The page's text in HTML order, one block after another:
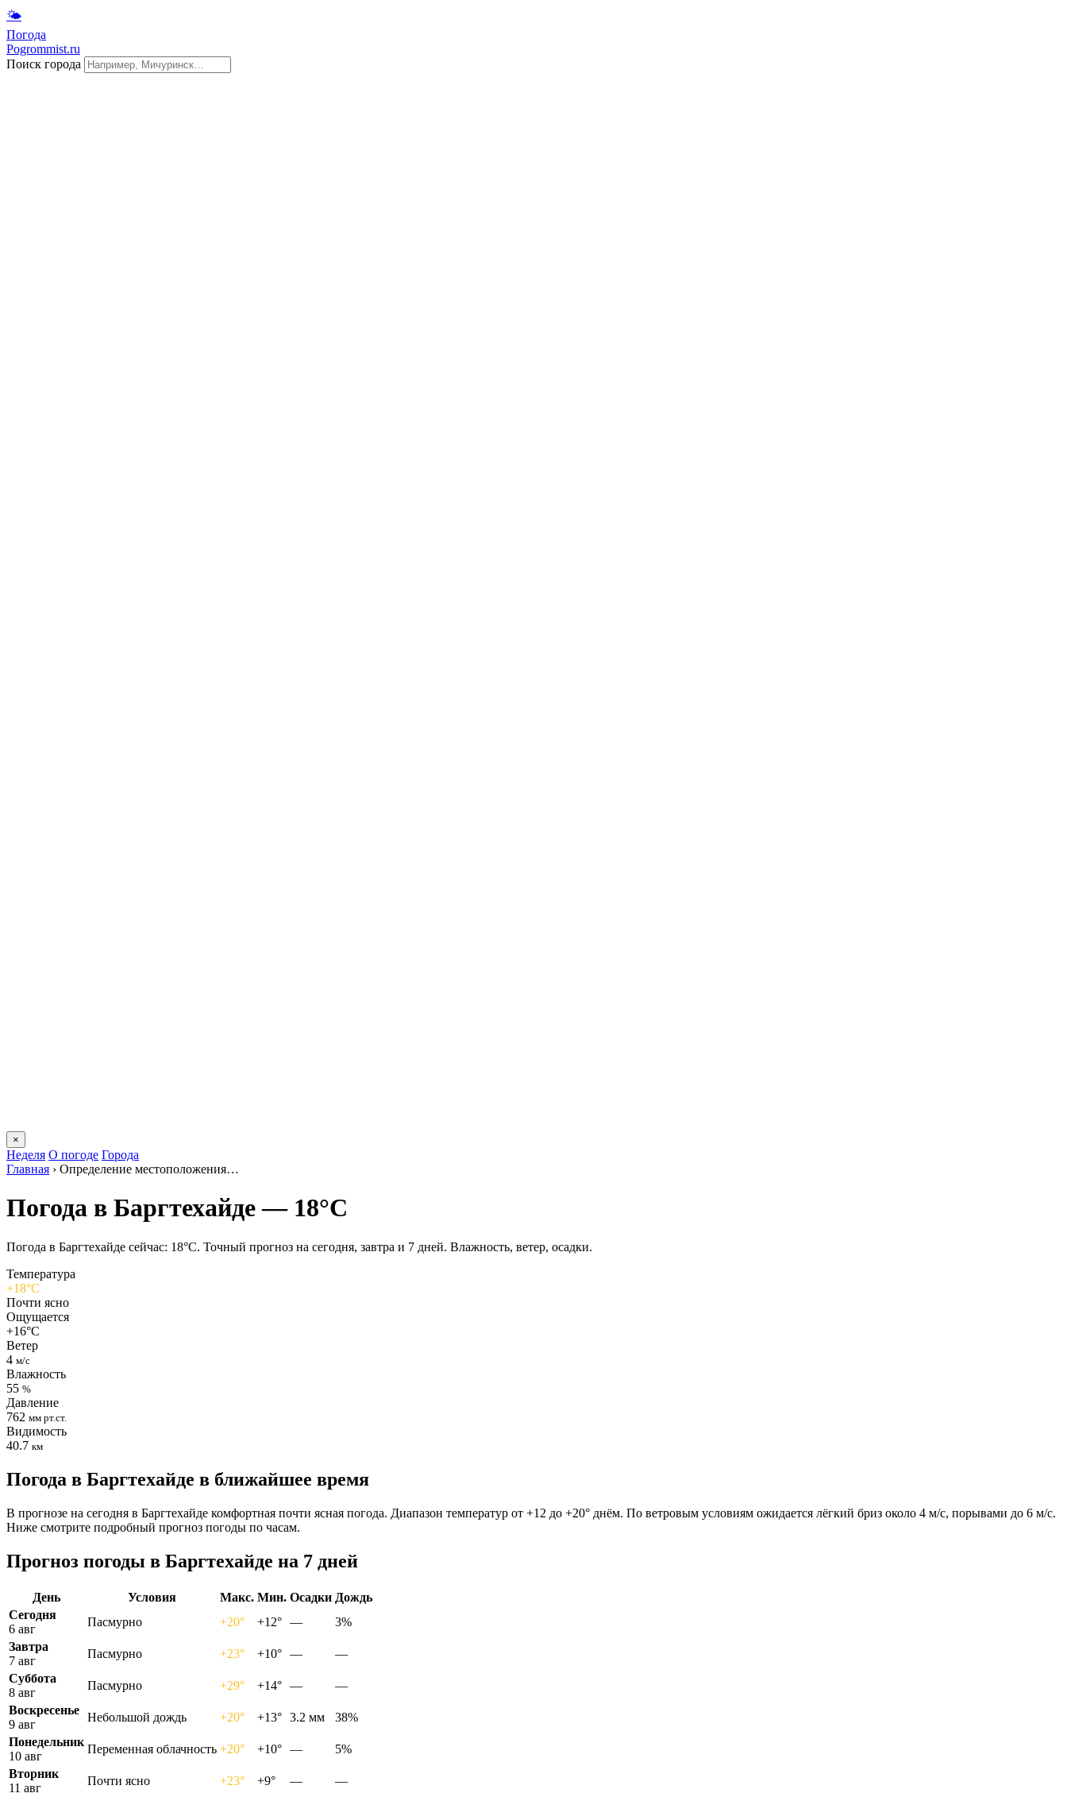
🌤
Погода
Pogrommist.ru
Поиск города
×
Неделя О погоде Города
Главная › Определение местоположения…
Погода в Баргтехайде — 18°C
Погода в Баргтехайде сейчас: 18°C. Точный прогноз на сегодня, завтра и 7 дней. Влажность, ветер, осадки.
Температура
+18°C
Почти ясно
Ощущается
+16°C
Ветер
4 м/с
Влажность
55 %
Давление
762 мм рт.ст.
Видимость
40.7 км
Погода в Баргтехайде в ближайшее время
В прогнозе на сегодня в Баргтехайде комфортная почти ясная погода. Диапазон температур от +12 до +20° днём. По ветровым условиям ожидается лёгкий бриз около 4 м/с, порывами до 6 м/с.
Ниже смотрите подробный прогноз погоды по часам.
Прогноз погоды в Баргтехайде на 7 дней
День Условия Макс. Мин. Осадки Дождь
Сегодня
6 авг
Пасмурно +20° +12° —
3%
Завтра
7 авг
Пасмурно +23° +10° —
—
Суббота
8 авг
Пасмурно +29° +14° —
—
Воскресенье
9 авг
Небольшой дождь +20° +13° 3.2 мм
38%
Понедельник
10 авг
Переменная облачность +20° +10° —
5%
Вторник
11 авг
Почти ясно +23° +9° —
—